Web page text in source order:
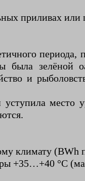
приливах
была зелёной
и
уступила
климату (BWh
+35…+40 °C